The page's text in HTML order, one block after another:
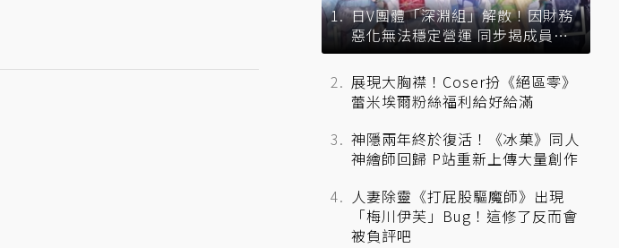
日V團體「深淵組」解散！因財務
惡化無法穩定營運 同步揭成員未
來去向
展現大胸襟！Coser扮《絕區零》
蕾米埃爾粉絲福利給好給滿
神隱兩年終於復活！《冰菓》同人
神繪師回歸 P站重新上傳大量創作
人妻除靈《打屁股驅魔師》出現
「梅川伊芙」Bug！這修了反而會
被負評吧